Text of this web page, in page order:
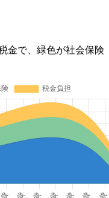
金で、緑色が社会保険